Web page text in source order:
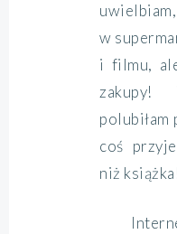
w
i filmu,
zakupy!
polubiłam
coś
niż